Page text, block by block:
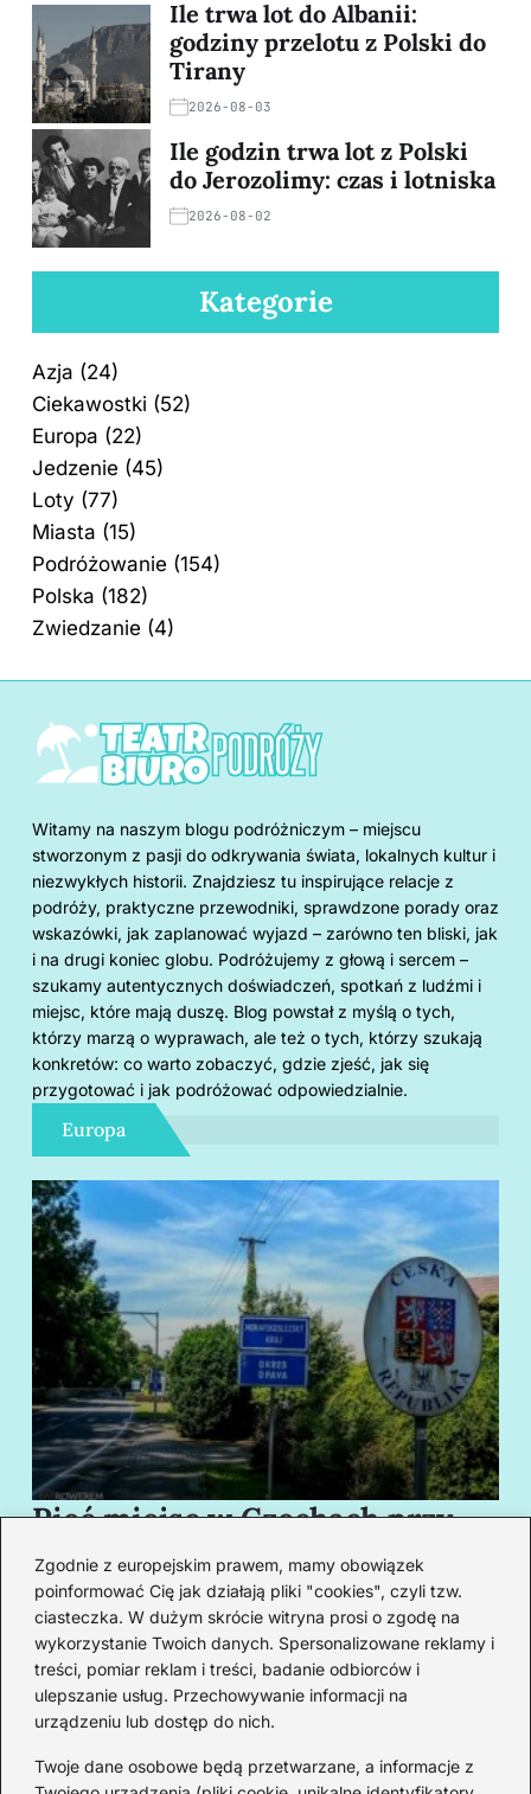
Zgodnie z europejskim prawem, mamy obowiązek
poinformować Cię jak działają pliki "cookies", czyli tzw.
ciasteczka. W dużym skrócie witryna prosi o zgodę na
wykorzystanie Twoich danych. Spersonalizowane reklamy i
treści, pomiar reklam i treści, badanie odbiorców i
ulepszanie usług. Przechowywanie informacji na
urządzeniu lub dostęp do nich.
Twoje dane osobowe będą przetwarzane, a informacje z
Ile trwa lot do Albanii:
godziny przelotu z Polski do
Tirany
2026-08-03
Ile godzin trwa lot z Polski
do Jerozolimy: czas i lotniska
2026-08-02
Kategorie
Azja (24)
Ciekawostki (52)
Europa (22)
Jedzenie (45)
Loty (77)
Miasta (15)
Podróżowanie (154)
Polska (182)
Zwiedzanie (4)
Witamy na naszym blogu podróżniczym – miejscu
stworzonym z pasji do odkrywania świata, lokalnych kultur i
niezwykłych historii. Znajdziesz tu inspirujące relacje z
podróży, praktyczne przewodniki, sprawdzone porady oraz
wskazówki, jak zaplanować wyjazd – zarówno ten bliski, jak
i na drugi koniec globu. Podróżujemy z głową i sercem –
szukamy autentycznych doświadczeń, spotkań z ludźmi i
miejsc, które mają duszę. Blog powstał z myślą o tych,
którzy marzą o wyprawach, ale też o tych, którzy szukają
konkretów: co warto zobaczyć, gdzie zjeść, jak się
przygotować i jak podróżować odpowiedzialnie.
Europa
Pięć miejsc w Czechach przy
granicy, które cię oczarują
swoim urokiem
Redakcja
Od lat podróżuję, by poznawać świat z bliska – nie tylko
przez pryzmat zabytków, ale przede wszystkim ludzi,
smaków i codzienności.